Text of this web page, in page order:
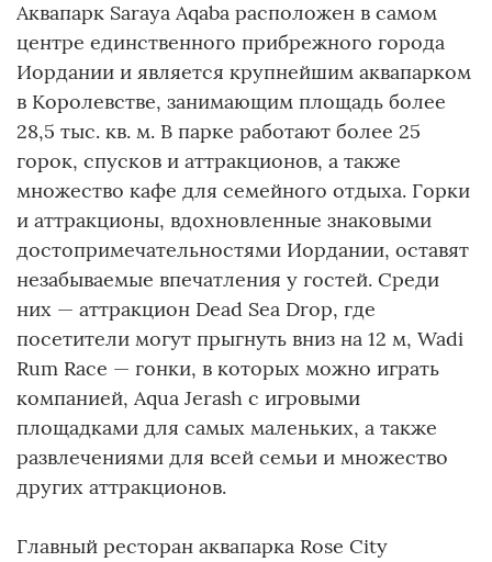
Аквапарк Saraya Aqaba расположен в самом
центре единственного прибрежного города
Иордании и является крупнейшим аквапарком
в Королевстве, занимающим площадь более
28,5 тыс. кв. м. В парке работают более 25
горок, спусков и аттракционов, а также
множество кафе для семейного отдыха. Горки
и аттракционы, вдохновленные знаковыми
достопримечательностями Иордании, оставят
незабываемые впечатления у гостей. Среди
них — аттракцион Dead Sea Drop, где
посетители могут прыгнуть вниз на 12 м, Wadi
Rum Race — гонки, в которых можно играть
компанией, Aqua Jerash с игровыми
площадками для самых маленьких, а также
развлечениями для всей семьи и множество
других аттракционов.
Главный ресторан аквапарка Rose City